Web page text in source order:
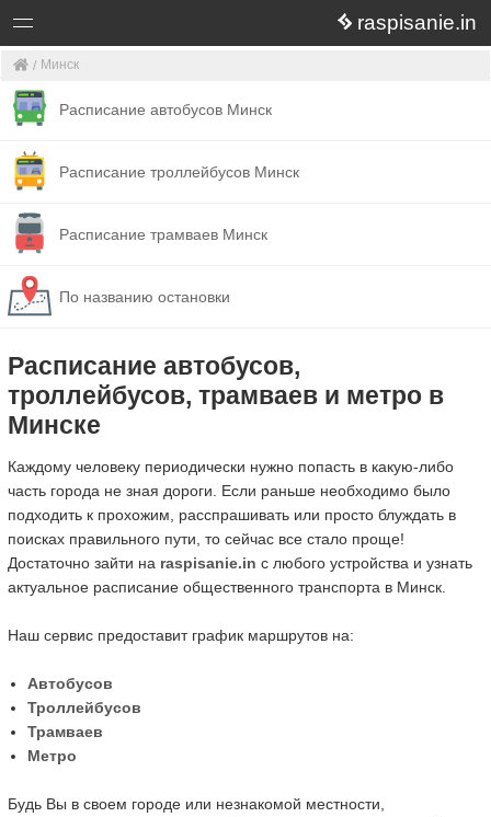
raspisanie.in
Минск
Расписание автобусов Минск
Расписание троллейбусов Минск
Расписание трамваев Минск
По названию остановки
Расписание автобусов,
троллейбусов, трамваев и метро в
Минске
Каждому человеку периодически нужно попасть в какую-либо
часть города не зная дороги. Если раньше необходимо было
подходить к прохожим, расспрашивать или просто блуждать в
поисках правильного пути, то сейчас все стало проще!
Достаточно зайти на raspisanie.in с любого устройства и узнать
актуальное расписание общественного транспорта в Минск.
Наш сервис предоставит график маршрутов на:
Автобусов
Троллейбусов
Трамваев
Метро
Будь Вы в своем городе или незнакомой местности,